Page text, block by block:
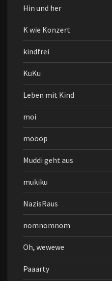
Hin und her
K wie Konzert
kindfrei
KuKu
Leben mit Kind
moi
möööp
Muddi geht aus
mukiku
NazisRaus
nomnomnom
Oh, wewewe
Paaarty